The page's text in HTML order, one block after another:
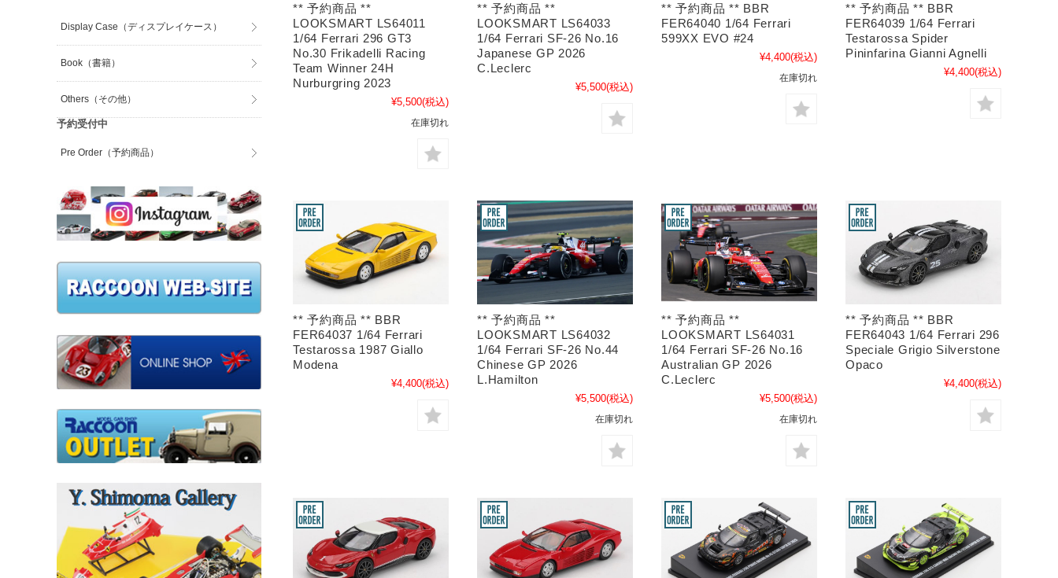
** 予約商品 **
LOOKSMART LS64011
1/64 Ferrari 296 GT3
No.30 Frikadelli Racing
Team Winner 24H
Nurburgring 2023
¥5,500(税込)
在庫切れ
** 予約商品 **
LOOKSMART LS64033
1/64 Ferrari SF-26 No.16
Japanese GP 2026
C.Leclerc
¥5,500(税込)
** 予約商品 ** BBR
FER64040 1/64 Ferrari
599XX EVO #24
¥4,400(税込)
在庫切れ
** 予約商品 ** BBR
FER64039 1/64 Ferrari
Testarossa Spider
Pininfarina Gianni Agnelli
¥4,400(税込)
** 予約商品 ** BBR
FER64037 1/64 Ferrari
Testarossa 1987 Giallo
Modena
¥4,400(税込)
** 予約商品 **
LOOKSMART LS64032
1/64 Ferrari SF-26 No.44
Chinese GP 2026
L.Hamilton
¥5,500(税込)
在庫切れ
** 予約商品 **
LOOKSMART LS64031
1/64 Ferrari SF-26 No.16
Australian GP 2026
C.Leclerc
¥5,500(税込)
在庫切れ
** 予約商品 ** BBR
FER64043 1/64 Ferrari 296
Speciale Grigio Silverstone
Opaco
¥4,400(税込)
Display Case（ディスプレイケース）
Book（書籍）
Others（その他）
予約受付中
Pre Order（予約商品）